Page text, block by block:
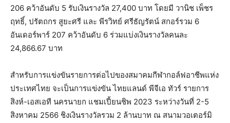
206 คว้าอันดับ 5 รับเงินรางวัล 27,400 บาท โดยมี วานิช เพ็ชร
ฤทธิ์, ปรัตถกร สูยะศรี และ พีรวิทย์ ศรีธัญรัตน์ สกอร์รวม 6
อันเดอร์พาร์ 207 คว้าอันดับ 6 ร่วมแบ่งเงินรางวัลคนละ
24,866.67 บาท
สำหรับการแข่งขันรายการต่อไปของสมาคมกีฬากอล์ฟอาชีพแห่ง
ประเทศไทย จะเป็นการแข่งขัน ไทยแลนด์ พีจีเอ ทัวร์ รายการ
สิงห์-เอสเอที นครนายก แชมเปี้ยนชิพ 2023 ระหว่างวันที่ 2-5
สิงหาคม 2566 ชิงเงินรางวัลรวม 2 ล้านบาท ณ สนามวอเตอร์มิ